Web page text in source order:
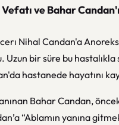
ve Bahar
Nihal Candan'a
Uzun bir süre bu hastalıkla
hastanede hayatını
Bahar Candan,
“Ablamın yanına